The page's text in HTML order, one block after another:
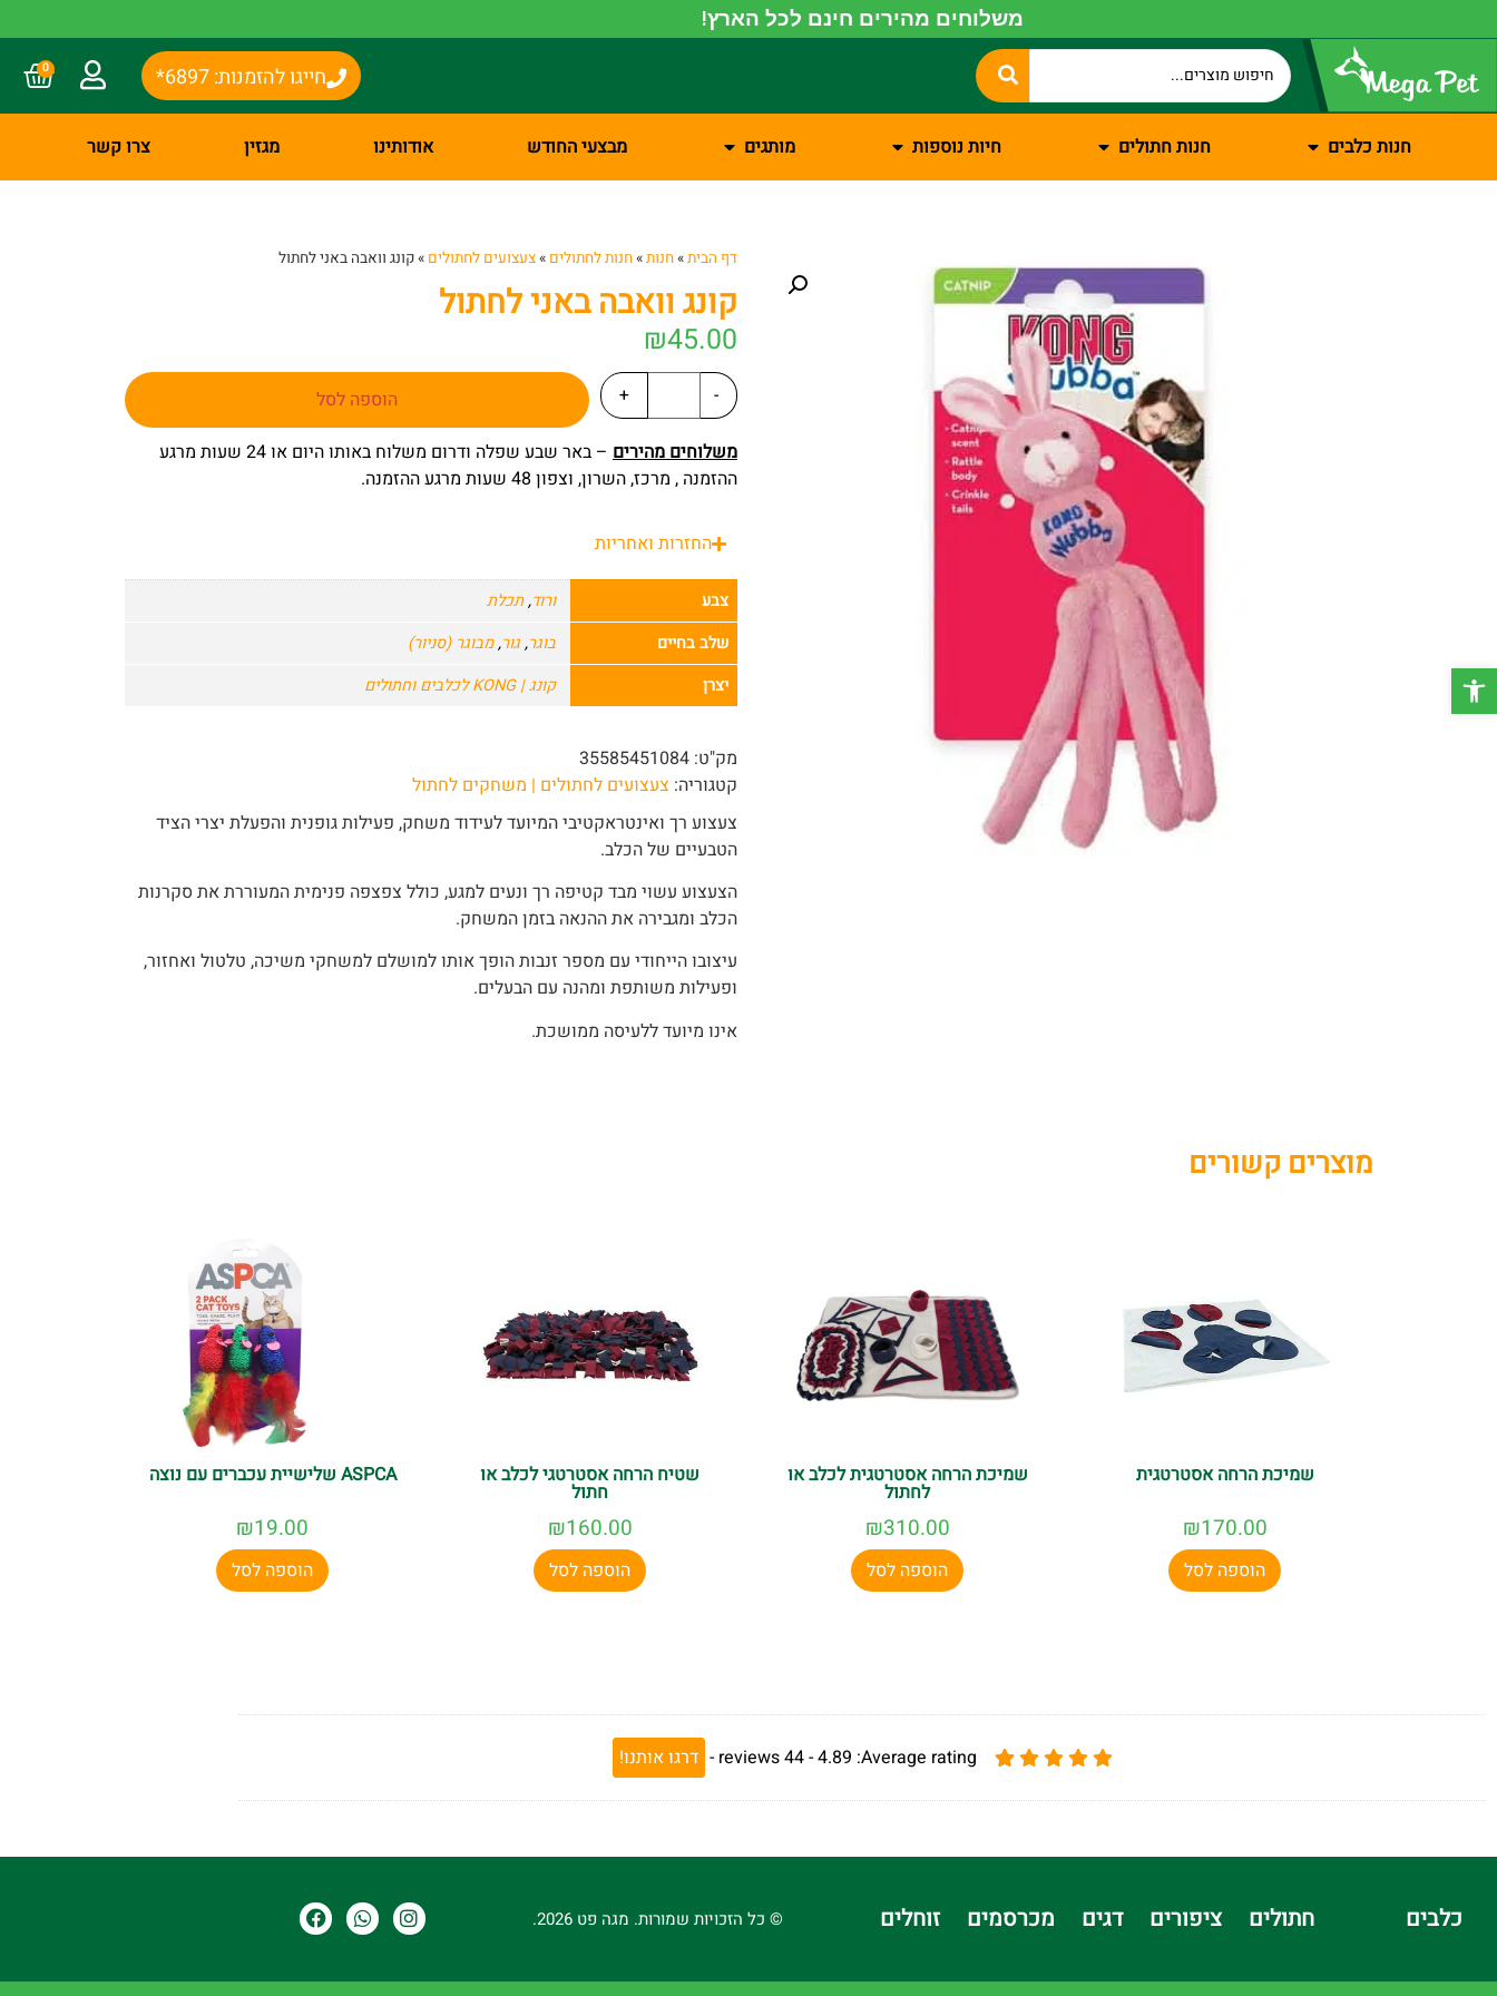
פתח סרגל נגישות
משלוחים מהירים חינם לכל הארץ!
חייגו להזמנות: 6897* 0
חנות כלבים חנות חתולים חיות נוספות מותגים מבצעי החודש אודותינו מגזין צרו קשר
דף הבית»חנות»חנות לחתולים »צעצועים לחתולים »קונג וואבה באני לחתול
קונג וואבה באני לחתול
₪45.00
-
+
הוספה לסל
משלוחים מהירים
– באר שבע שפלה ודרום משלוח באותו היום או 24 שעות מרגע
ההזמנה , מרכז, השרון, וצפון 48 שעות מרגע ההזמנה.
החזרות ואחריות
צבע ורוד,תכלת
שלב בחיים
בוגר,גור,מבוגר (סניור)
יצרן
קונג | KONG לכלבים וחתולים
מק"ט: 35585451084
קטגוריה: צעצועים לחתולים | משחקים לחתול
צעצוע רך ואינטראקטיבי המיועד לעידוד משחק, פעילות גופנית והפעלת יצרי הציד
הטבעיים של הכלב.
הצעצוע עשוי מבד קטיפה רך ונעים למגע, כולל צפצפה פנימית המעוררת את סקרנות
הכלב ומגבירה את ההנאה בזמן המשחק.
עיצובו הייחודי עם מספר זנבות הופך אותו למושלם למשחקי משיכה, טלטול ואחזור,
ופעילות משותפת ומהנה עם הבעלים.
אינו מיועד ללעיסה ממושכת.
מוצרים קשורים
שמיכת הרחה אסטרטגית
₪170.00
הוספה לסל
שמיכת הרחה אסטרטגית לכלב או
לחתול
₪310.00
הוספה לסל
שטיח הרחה אסטרטגי לכלב או
חתול
₪160.00
הוספה לסל
ASPCA שלישיית עכברים עם נוצה
₪19.00
הוספה לסל
Average rating:
4.89 -
44
reviews
- דרגו אותנו!
כלבים חתולים ציפורים דגים מכרסמים זוחלים © כל הזכויות שמורות. מגה פט 2026.